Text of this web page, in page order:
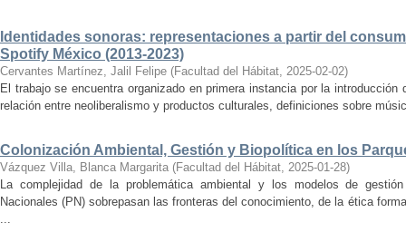
Identidades sonoras: representaciones a partir del
Spotify México (2013-2023)
Cervantes Martínez, Jalil Felipe (Facultad del Hábitat, 2025-02-02)
El trabajo se encuentra organizado en primera instancia por la
relación entre neoliberalismo y productos culturales, definiciones sobre
Colonización Ambiental, Gestión y Biopolítica en los
Vázquez Villa, Blanca Margarita (Facultad del Hábitat, 2025-01-28)
La complejidad de la problemática ambiental y los modelos de
Nacionales (PN) sobrepasan las fronteras del conocimiento, de la ética
...